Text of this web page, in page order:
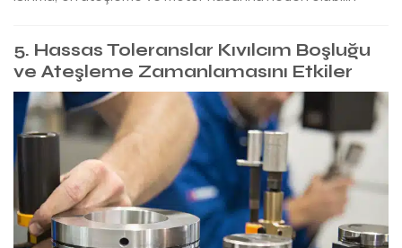
5. Hassas Toleranslar Kıvılcım Boşluğu
ve Ateşleme Zamanlamasını Etkiler